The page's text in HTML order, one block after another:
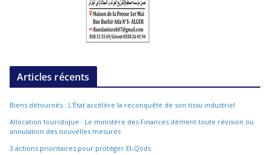
Articles récents
Biens détournés : L’État accélère la reconquête de son tissu industriel
Allocation touristique : Le ministère des Finances dément toute révision ou
annulation des nouvelles mesures
3 actions prioritaires pour protéger El-Qods